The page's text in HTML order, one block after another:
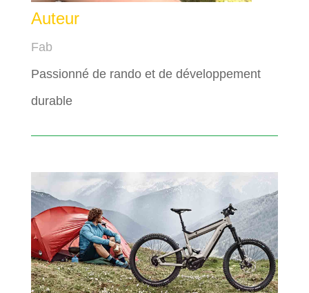
Auteur
Fab
Passionné de rando et de développement
durable